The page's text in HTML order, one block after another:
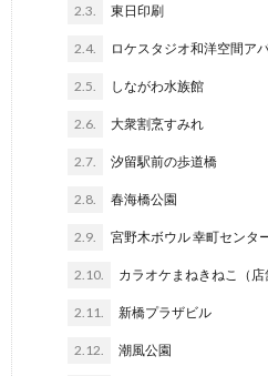
2.3. 東日印刷
2.4. ロケスタジオ和洋空間ア
2.5. しながわ水族館
2.6. 大衆割烹すみれ
2.7. 汐留駅前の歩道橋
2.8. 春海橋公園
2.9. 宮野木ボウル 幸町センタ
2.10. カラオケまねきねこ（店
2.11. 新橋プラザビル
2.12. 潮風公園